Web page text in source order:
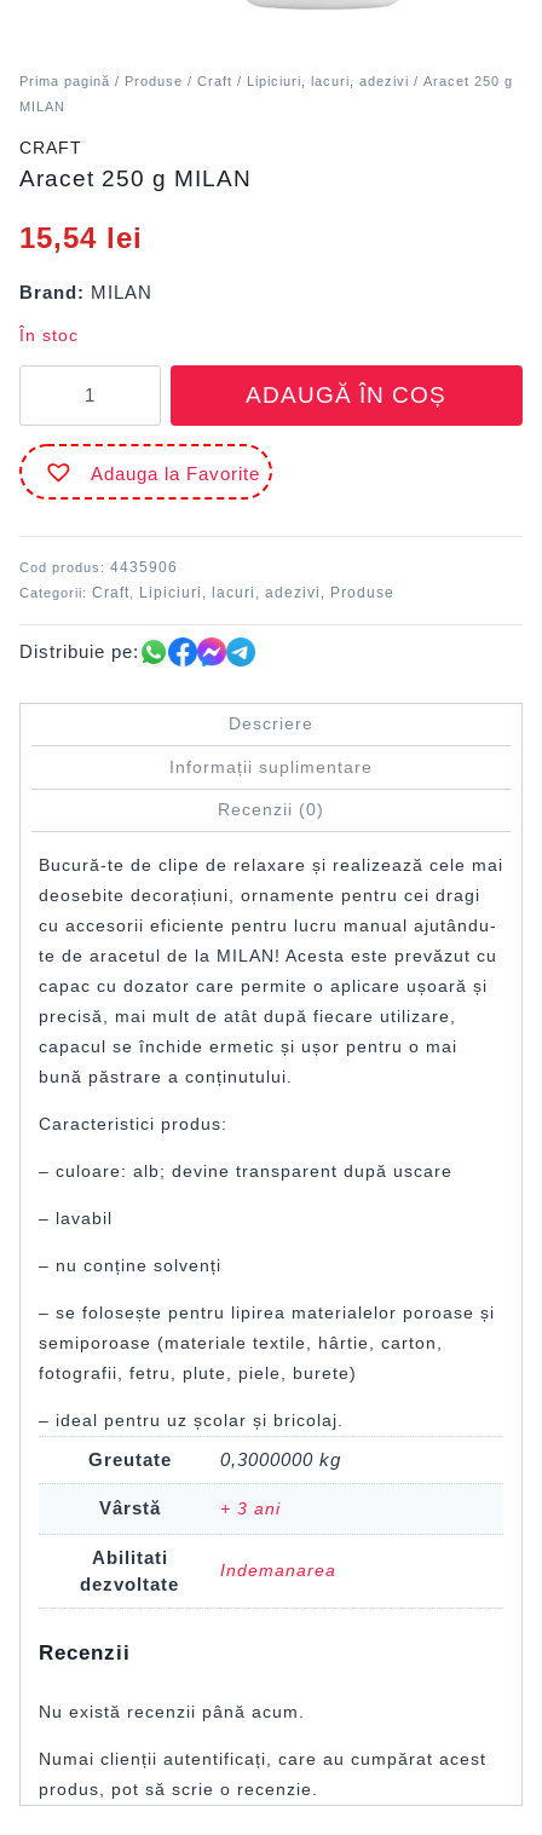
Prima pagină / Produse / Craft / Lipiciuri, lacuri, adezivi / Aracet 250 g
MILAN
CRAFT
Aracet 250 g MILAN
15,54 lei
Brand: MILAN
În stoc
250
g
MILAN
ADAUGĂ ÎN COȘ
Adauga la Favorite
Cod produs: 4435906
Categorii: Craft Lipiciuri, lacuri, adezivi Produse
Distribuie pe:
Descriere
Informații suplimentare
Recenzii (0)
Bucură-te de clipe de relaxare și realizează cele mai
deosebite decorațiuni, ornamente pentru cei dragi
cu accesorii eficiente pentru lucru manual ajutându-
te de aracetul de la MILAN! Acesta este prevăzut cu
capac cu dozator care permite o aplicare ușoară și
precisă, mai mult de atât după fiecare utilizare,
capacul se închide ermetic și ușor pentru o mai
bună păstrare a conținutului.
Caracteristici produs:
– culoare: alb; devine transparent după uscare
– lavabil
– nu conține solvenți
– se folosește pentru lipirea materialelor poroase și
semiporoase (materiale textile, hârtie, carton,
fotografii, fetru, plute, piele, burete)
– ideal pentru uz școlar și bricolaj.
Greutate 0,3000000 kg
Vârstă + 3 ani
Abilitati
dezvoltate
Indemanarea
Recenzii
Nu există recenzii până acum.
Numai clienții autentificați, care au cumpărat acest
produs, pot să scrie o recenzie.